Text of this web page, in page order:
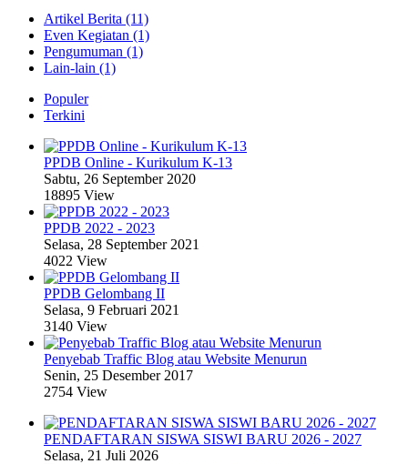
Artikel Berita (11)
Even Kegiatan (1)
Pengumuman (1)
Lain-lain (1)
Populer
Terkini
PPDB Online - Kurikulum K-13
Sabtu, 26 September 2020
18895 View
PPDB 2022 - 2023
Selasa, 28 September 2021
4022 View
PPDB Gelombang II
Selasa, 9 Februari 2021
3140 View
Penyebab Traffic Blog atau Website Menurun
Senin, 25 Desember 2017
2754 View
PENDAFTARAN SISWA SISWI BARU 2026 - 2027
Selasa, 21 Juli 2026